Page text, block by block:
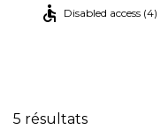
Disabled access (4)
5 résultats